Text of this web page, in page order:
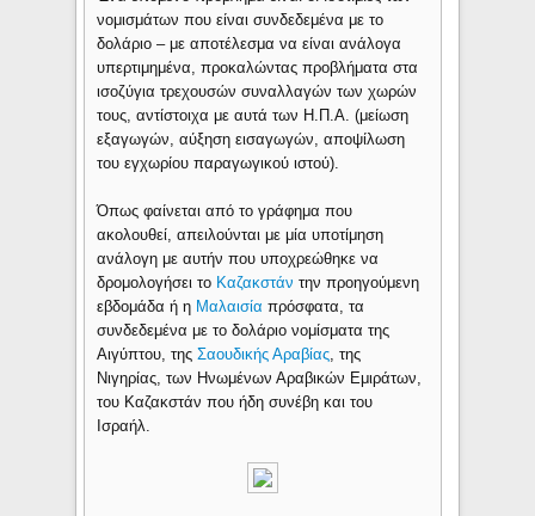
νομισμάτων που είναι συνδεδεμένα με το
δολάριο – με αποτέλεσμα να είναι ανάλογα
υπερτιμημένα, προκαλώντας προβλήματα στα
ισοζύγια τρεχουσών συναλλαγών των χωρών
τους, αντίστοιχα με αυτά των Η.Π.Α. (μείωση
εξαγωγών, αύξηση εισαγωγών, αποψίλωση
του εγχωρίου παραγωγικού ιστού).
Όπως φαίνεται από το γράφημα που
ακολουθεί, απειλούνται με μία υποτίμηση
ανάλογη με αυτήν που υποχρεώθηκε να
δρομολογήσει το Καζακστάν την προηγούμενη
εβδομάδα ή η Μαλαισία πρόσφατα, τα
συνδεδεμένα με το δολάριο νομίσματα της
Αιγύπτου, τηςΣαουδικής Αραβίας, της
Νιγηρίας, των Ηνωμένων Αραβικών Εμιράτων,
του Καζακστάν που ήδη συνέβη και του
Ισραήλ.